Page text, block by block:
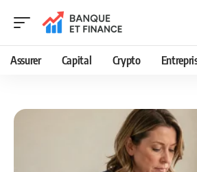
Assurer Capital Crypto